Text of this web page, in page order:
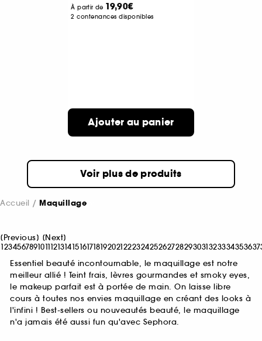
À partir de 19,90€
2 contenances disponibles
Ajouter au panier
Voir plus de produits
Accueil Maquillage
[Previous] [Next]
12345678910111213141516171819202122232425262728293031323334353637
Essentiel beauté incontournable, le maquillage est notre
meilleur allié ! Teint frais, lèvres gourmandes et smoky eyes,
le makeup parfait est à portée de main. On laisse libre
cours à toutes nos envies maquillage en créant des looks à
l'infini ! Best-sellers ou nouveautés beauté, le maquillage
n'a jamais été aussi fun qu'avec Sephora.